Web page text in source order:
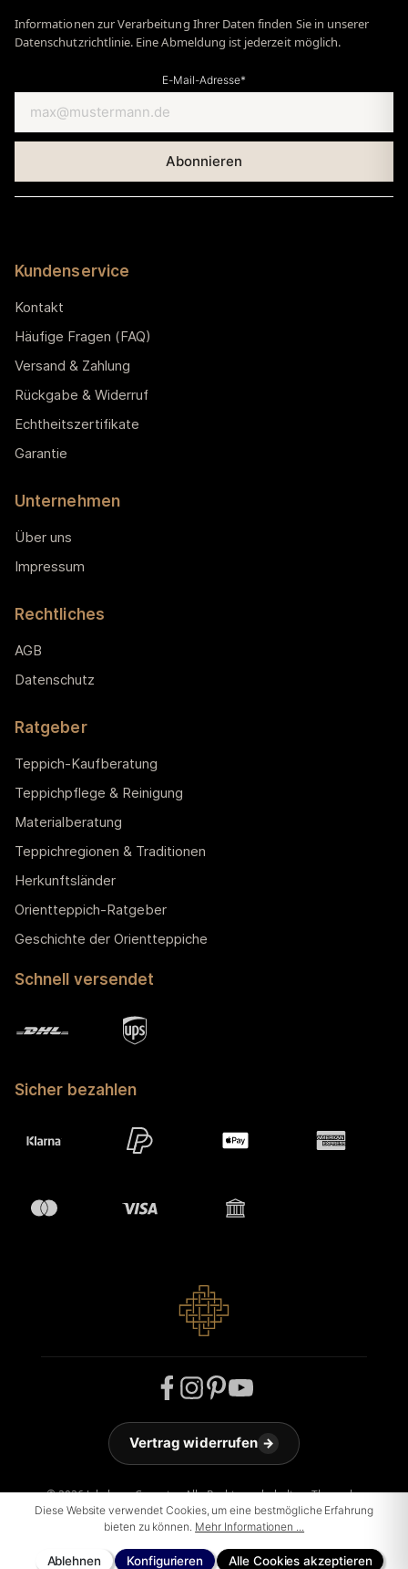
Informationen zur Verarbeitung Ihrer Daten finden Sie in unserer
Datenschutzrichtlinie. Eine Abmeldung ist jederzeit möglich.
E-Mail-Adresse*
Kundenservice
Kontakt
Häufige Fragen (FAQ)
Versand & Zahlung
Rückgabe & Widerruf
Echtheitszertifikate
Garantie
Unternehmen
Über uns
Impressum
Rechtliches
AGB
Datenschutz
Ratgeber
Teppich-Kaufberatung
Teppichpflege & Reinigung
Materialberatung
Teppichregionen & Traditionen
Herkunftsländer
Orientteppich-Ratgeber
Geschichte der Orientteppiche
Schnell versendet
Sicher bezahlen
© 2026 Jakobson Carpets - Alle Rechte vorbehalten. Theme by
ThemeWare®
Vertrag widerrufen →
Diese Website verwendet Cookies, um eine bestmögliche Erfahrung
bieten zu können. Mehr Informationen ...
Ablehnen Konfigurieren Alle Cookies akzeptieren